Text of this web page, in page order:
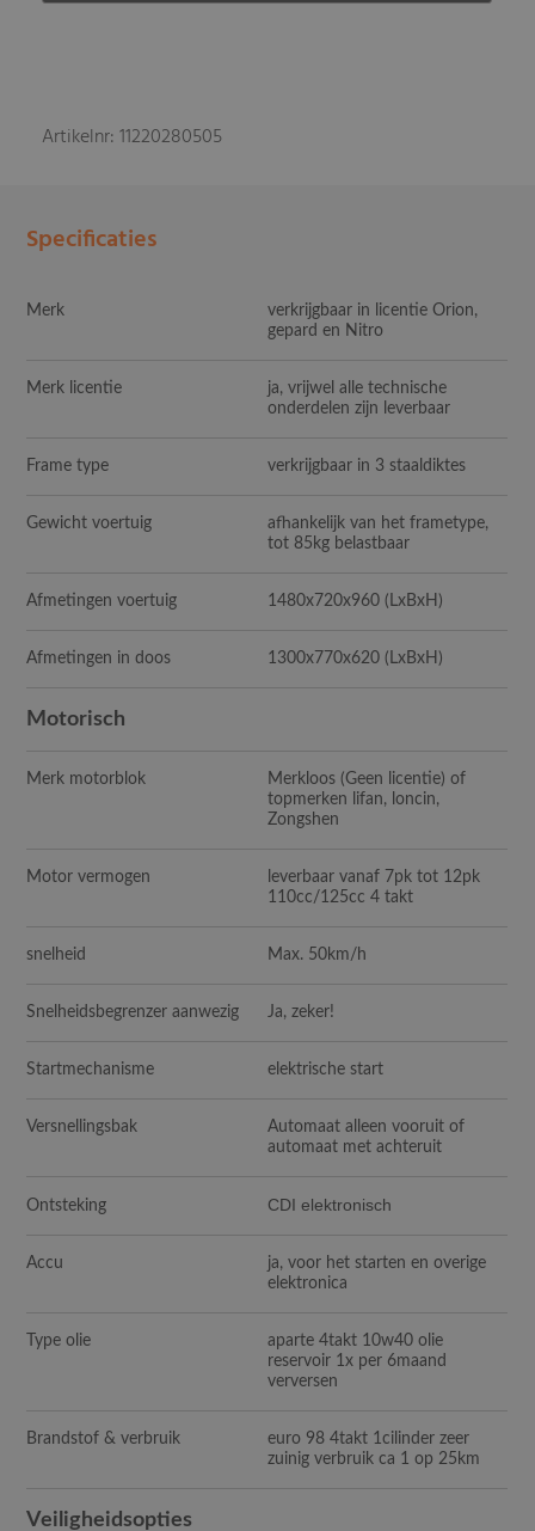
Artikelnr: 11220280505
Specificaties
Merk
verkrijgbaar in licentie Orion,
gepard en Nitro
Merk licentie
ja, vrijwel alle technische
onderdelen zijn leverbaar
Frame type verkrijgbaar in 3 staaldiktes
Gewicht voertuig
afhankelijk van het frametype,
tot 85kg belastbaar
Afmetingen voertuig 1480x720x960 (LxBxH)
Afmetingen in doos 1300x770x620 (LxBxH)
Motorisch
Merk motorblok
Merkloos (Geen licentie) of
topmerken lifan, loncin,
Zongshen
Motor vermogen
leverbaar vanaf 7pk tot 12pk
110cc/125cc 4 takt
snelheid Max. 50km/h
Snelheidsbegrenzer aanwezig Ja, zeker!
Startmechanisme elektrische start
Versnellingsbak
Automaat alleen vooruit of
automaat met achteruit
Ontsteking CDI elektronisch
Accu
ja, voor het starten en overige
elektronica
Type olie
aparte 4takt 10w40 olie
reservoir 1x per 6maand
verversen
Brandstof & verbruik
euro 98 4takt 1cilinder zeer
zuinig verbruik ca 1 op 25km
Veiligheidsopties